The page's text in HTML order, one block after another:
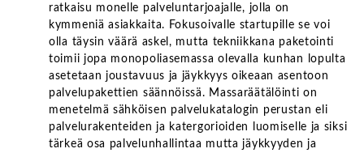
ratkaisu monelle palveluntarjoajalle, jolla on
kymmeniä asiakkaita. Fokusoivalle startupille se voi
olla täysin väärä askel, mutta tekniikkana paketointi
toimii jopa monopoliasemassa olevalla kunhan lopulta
asetetaan joustavuus ja jäykkyys oikeaan asentoon
palvelupakettien säännöissä. Massaräätälöinti on
menetelmä sähköisen palvelukatalogin perustan eli
palvelurakenteiden ja katergorioiden luomiselle ja siksi
tärkeä osa palvelunhallintaa mutta jäykkyyden ja